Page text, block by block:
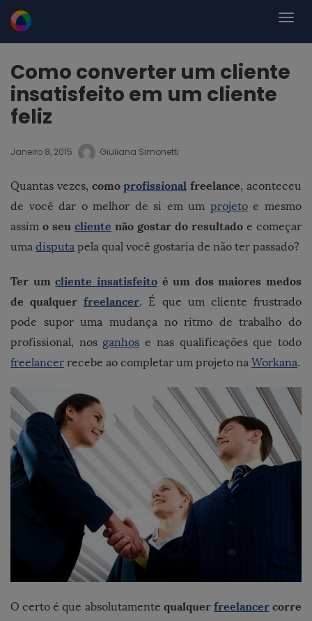
Como converter um cliente
insatisfeito em um cliente
feliz
Janeiro 8, 2015 Giuliana Simonetti
Quantas vezes, comoprofissional freelance, aconteceu
de você dar o melhor de si em um projetoe mesmo
assim o seu cliente não gostar do resultado e começar
uma disputa pela qual você gostaria de não ter passado?
Ter umcliente insatisfeitoé um dos maiores medos
de qualquerfreelancer. É que um cliente frustrado
pode supor uma mudança no ritmo de trabalho do
profissional, nos ganhos e nas qualificações que todo
freelancer recebe ao completar um projeto na Workana.
O certo é que absolutamente qualquer freelancercorre